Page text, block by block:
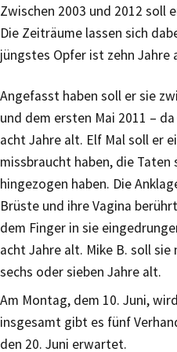
Zwischen 2003 und 2012 soll
Die Zeiträume lassen sich
jüngstes Opfer ist zehn Jahre
Angefasst haben soll er sie
und dem ersten Mai 2011 –
acht Jahre alt. Elf Mal soll er
missbraucht haben, die Taten
hingezogen haben. Die
Brüste und ihre Vagina
dem Finger in sie
acht Jahre alt. Mike B. soll
sechs oder sieben Jahre alt.
Am Montag, dem 10. Juni,
insgesamt gibt es fünf
den 20. Juni erwartet.